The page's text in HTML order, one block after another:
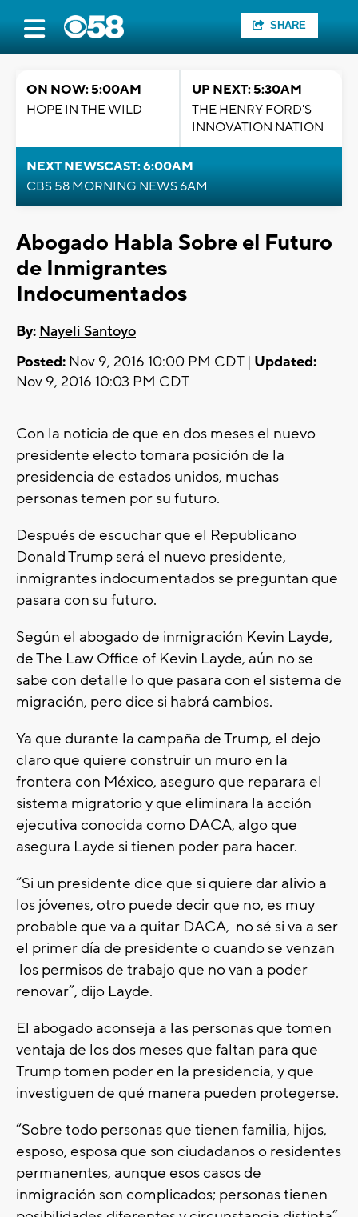
SHARE
ON NOW: 5:00AM
HOPE IN THE WILD
UP NEXT: 5:30AM
THE HENRY FORD'S
INNOVATION NATION
NEXT NEWSCAST: 6:00AM
CBS 58 MORNING NEWS 6AM
Abogado Habla Sobre el Futuro
de Inmigrantes
Indocumentados
By: Nayeli Santoyo
Posted: Nov 9, 2016 10:00 PM CDT | Updated:
Nov 9, 2016 10:03 PM CDT
Con la noticia de que en dos meses el nuevo
presidente electo tomara posición de la
presidencia de estados unidos, muchas
personas temen por su futuro.
Después de escuchar que el Republicano
Donald Trump será el nuevo presidente,
inmigrantes indocumentados se preguntan que
pasara con su futuro.
Según el abogado de inmigración Kevin Layde,
de The Law Office of Kevin Layde, aún no se
sabe con detalle lo que pasara con el sistema de
migración, pero dice si habrá cambios.
Ya que durante la campaña de Trump, el dejo
claro que quiere construir un muro en la
frontera con México, aseguro que reparara el
sistema migratorio y que eliminara la acción
ejecutiva conocida como DACA, algo que
asegura Layde si tienen poder para hacer.
“Si un presidente dice que si quiere dar alivio a
los jóvenes, otro puede decir que no, es muy
probable que va a quitar DACA, no sé si va a ser
el primer día de presidente o cuando se venzan
los permisos de trabajo que no van a poder
renovar”, dijo Layde.
El abogado aconseja a las personas que tomen
ventaja de los dos meses que faltan para que
Trump tomen poder en la presidencia, y que
investiguen de qué manera pueden protegerse.
“Sobre todo personas que tienen familia, hijos,
esposo, esposa que son ciudadanos o residentes
permanentes, aunque esos casos de
inmigración son complicados; personas tienen